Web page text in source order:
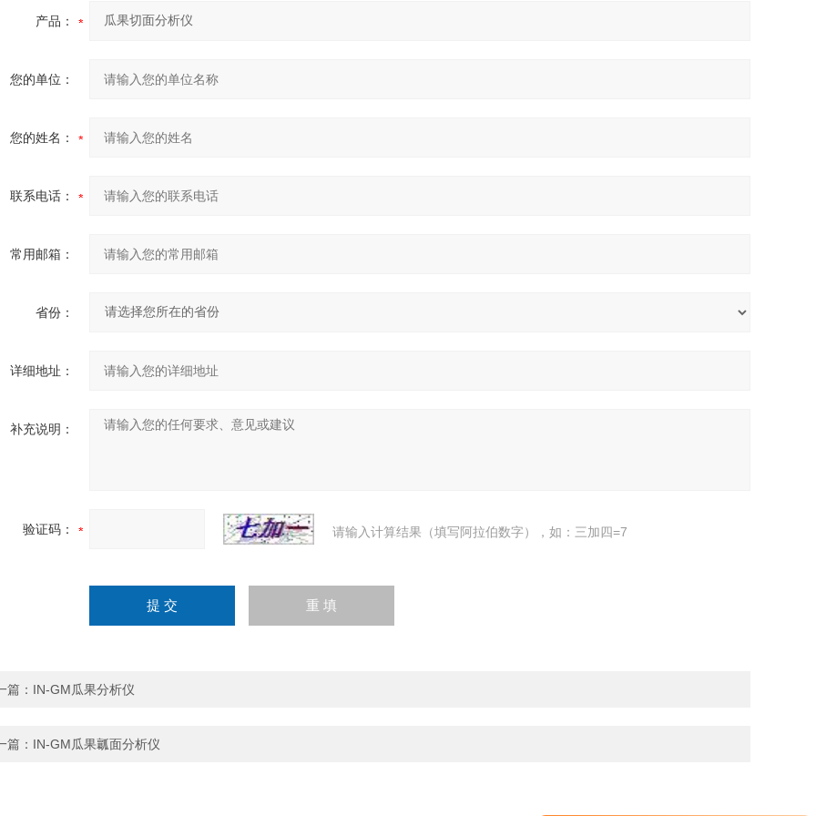
产品：
您的单位：
您的姓名：
联系电话：
常用邮箱：
省份：
详细地址：
补充说明：
验证码： 请输入计算结果（填写阿拉伯数字），如：三加四=7
篇： IN-GM瓜果分析仪
篇： IN-GM瓜果瓤面分析仪